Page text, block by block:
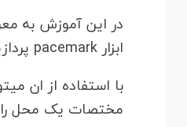
در این آموزش به
ابزار pacemark پردازیم.
با استفاده از ان
مختصات یک محل را